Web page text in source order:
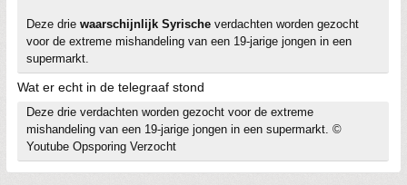
Deze drie waarschijnlijk Syrische verdachten worden gezocht
voor de extreme mishandeling van een 19-jarige jongen in een
supermarkt.
Wat er echt in de telegraaf stond
Deze drie verdachten worden gezocht voor de extreme
mishandeling van een 19-jarige jongen in een supermarkt. ©
Youtube Opsporing Verzocht